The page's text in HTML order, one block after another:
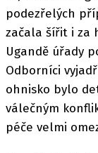
podezřelých
začala šířit i za
Ugandě úřady
Odborníci
ohnisko bylo
válečným
péče velmi